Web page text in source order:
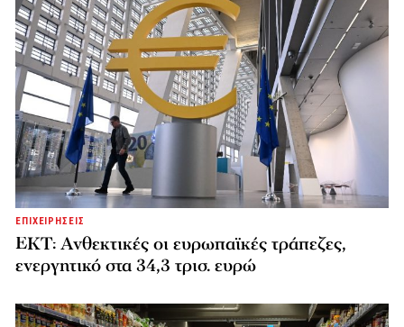
ΕΠΙΧΕΙΡΗΣΕΙΣ
ΕΚΤ: Ανθεκτικές οι ευρωπαϊκές τράπεζες,
ενεργητικό στα 34,3 τρισ. ευρώ